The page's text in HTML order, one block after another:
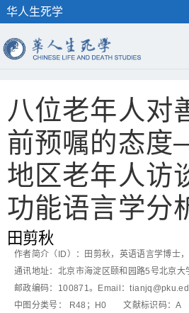
华人生死学
八位老年人对
前预嘱的态
地区老年人访
功能语言学分
田剪秋
作者简介（ID）：田剪秋，英语语言学博士
通讯地址：北京市海淀区颐和园路5号北京大
邮政编码：100871。Email：
中图分类号： R48；H0 文献标识码：